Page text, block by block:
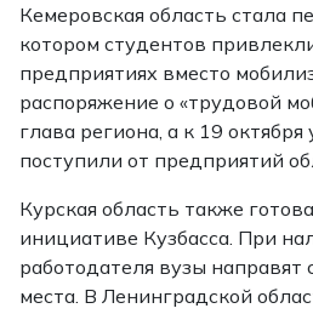
Кемеровская область стала
котором студентов
предприятиях вместо
распоряжение о «трудовой
глава региона, а к 19
поступили от предприятий
Курская область также
инициативе Кузбасса. При
работодателя вузы направят
места. В Ленинградской